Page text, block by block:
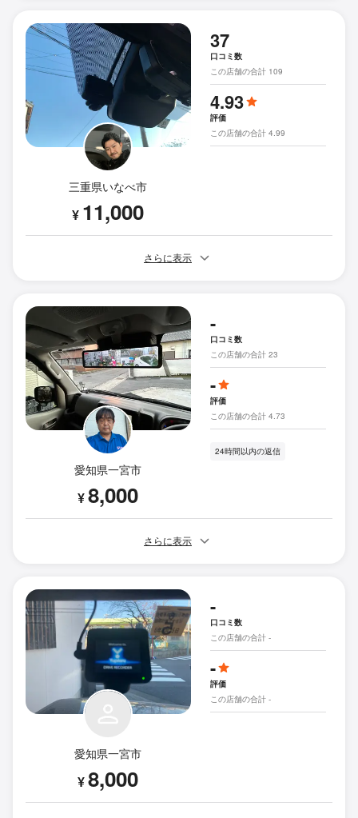
三重県いなべ市
¥ 11,000
37
口コミ数
この店舗の合計 109
4.93
評価
この店舗の合計 4.99
さらに表示
愛知県一宮市
¥8,000
-
口コミ数
この店舗の合計 23
-
評価
この店舗の合計 4.73
24時間以内の返信
さらに表示
愛知県一宮市
¥8,000
-
口コミ数
この店舗の合計 -
-
評価
この店舗の合計 -